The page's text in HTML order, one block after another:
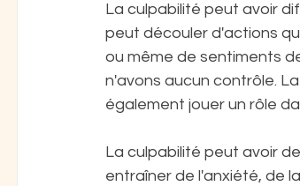
La culpabilité peut avoir
peut découler d'actions
ou même de sentiments
n'avons aucun contrôle.
également jouer un rôle
La culpabilité peut avoir
entraîner de l'anxiété, de